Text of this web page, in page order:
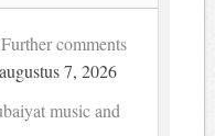
comments
augustus 7, 2026
music and